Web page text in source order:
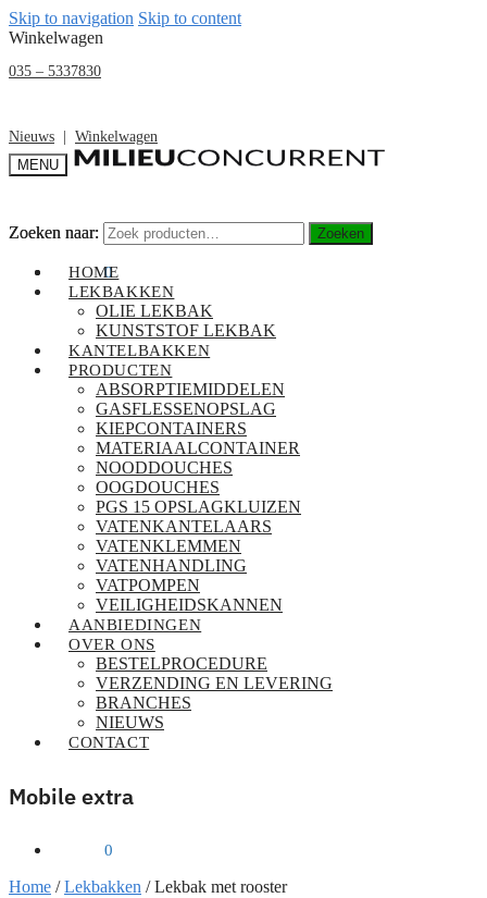
Skip to navigation Skip to content
Winkelwagen
035 – 5337830
Nieuws
Winkelwagen
MENU
Zoeken naar: Zoeken
0,00 0
Zoeken naar: Zoeken
HOME
LEKBAKKEN
OLIE LEKBAK
KUNSTSTOF LEKBAK
KANTELBAKKEN
PRODUCTEN
ABSORPTIEMIDDELEN
GASFLESSENOPSLAG
KIEPCONTAINERS
MATERIAALCONTAINER
NOODDOUCHES
OOGDOUCHES
PGS 15 OPSLAGKLUIZEN
VATENKANTELAARS
VATENKLEMMEN
VATENHANDLING
VATPOMPEN
VEILIGHEIDSKANNEN
AANBIEDINGEN
OVER ONS
BESTELPROCEDURE
VERZENDING EN LEVERING
BRANCHES
NIEUWS
CONTACT
Mobile extra
0
Home /Lekbakken /Lekbak met rooster